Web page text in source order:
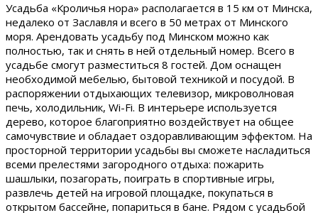
Усадьба «Кроличья нора» располагается в 15 км от Минска,
недалеко от Заславля и всего в 50 метрах от Минского
моря. Арендовать усадьбу под Минском можно как
полностью, так и снять в ней отдельный номер. Всего в
усадьбе смогут разместиться 8 гостей. Дом оснащен
необходимой мебелью, бытовой техникой и посудой. В
распоряжении отдыхающих телевизор, микроволновая
печь, холодильник, Wi-Fi. В интерьере используется
дерево, которое благоприятно воздействует на общее
самочувствие и обладает оздоравливающим эффектом. На
просторной территории усадьбы вы сможете насладиться
всеми прелестями загородного отдыха: пожарить
шашлыки, позагорать, поиграть в спортивные игры,
развлечь детей на игровой площадке, покупаться в
открытом бассейне, попариться в бане. Рядом с усадьбой